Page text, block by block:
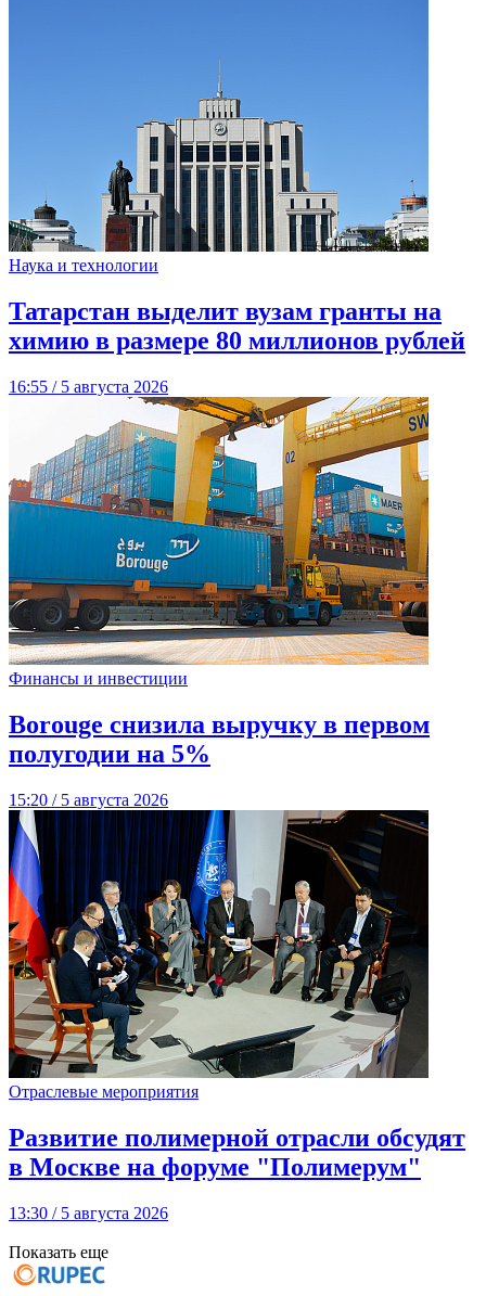
Наука и технологии
Татарстан выделит вузам гранты на
химию в размере 80 миллионов рублей
16:55 / 5 августа 2026
Финансы и инвестиции
Borouge снизила выручку в первом
полугодии на 5%
15:20 / 5 августа 2026
Отраслевые мероприятия
Развитие полимерной отрасли обсудят
в Москве на форуме "Полимерум"
13:30 / 5 августа 2026
Показать еще